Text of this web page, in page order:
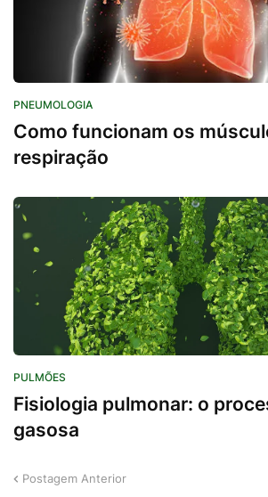
PNEUMOLOGIA
Como funcionam os
respiração
PULMÕES
Fisiologia pulmonar: o
gasosa
Postagem Anterior